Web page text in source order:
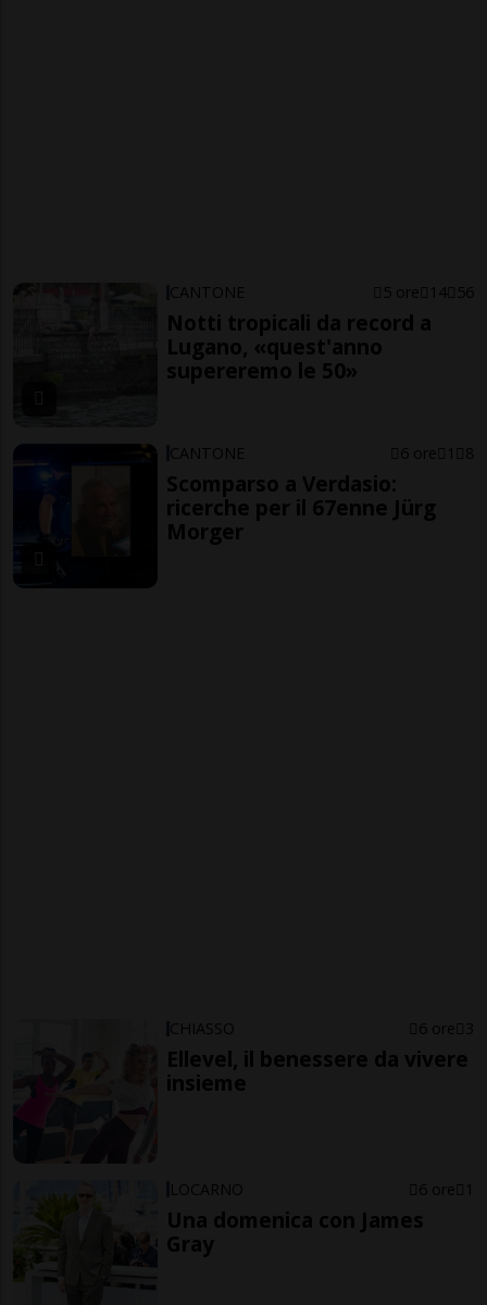
CANTONE 5 ore 14 56
Notti tropicali da record a
Lugano, «quest'anno
supereremo le 50»
CANTONE 6 ore 1 8
Scomparso a Verdasio:
ricerche per il 67enne Jürg
Morger
CHIASSO 6 ore 3
Ellevel, il benessere da vivere
insieme
LOCARNO 6 ore 1
Una domenica con James
Gray